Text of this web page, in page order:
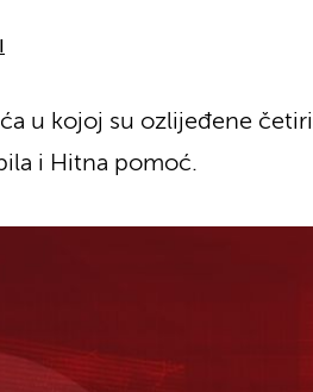
u kojoj su ozlijeđene
i Hitna pomoć.